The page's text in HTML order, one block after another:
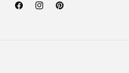
FacebookInstagramPinterest